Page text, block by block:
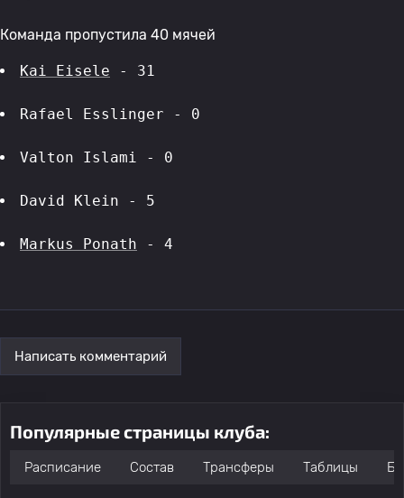
Команда пропустила 40 мячей
Kai Eisele - 31
Rafael Esslinger - 0
Valton Islami - 0
David Klein - 5
Markus Ponath - 4
Написать комментарий
Популярные страницы клуба:
Расписание Состав Трансферы Таблицы